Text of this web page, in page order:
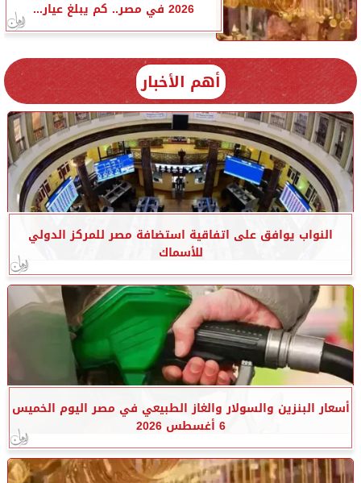
2026 في مصر.. كم يبلغ عيار...
أهم الأخبار
النواب يوافق على اتفاقية استضافة مصر للمركز الدولي
للأسماك
أسعار البنزين والسولار والغاز الطبيعي في مصر اليوم الخميس
6 أغسطس 2026